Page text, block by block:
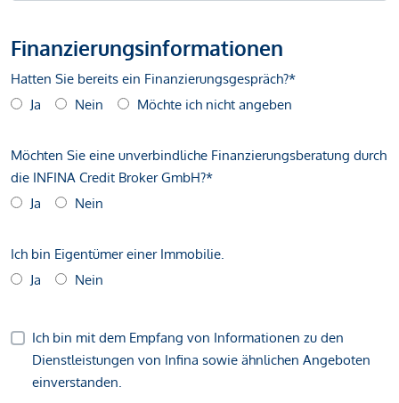
Finanzierungsinformationen
Hatten Sie bereits ein Finanzierungsgespräch?*
Ja
Nein Möchte ich nicht angeben
Möchten Sie eine unverbindliche Finanzierungsberatung durch
die INFINA Credit Broker GmbH?*
Ja
Nein
Ich bin Eigentümer einer Immobilie.
Ja
Nein
Ich bin mit dem Empfang von Informationen zu den
Dienstleistungen von Infina sowie ähnlichen Angeboten
einverstanden.